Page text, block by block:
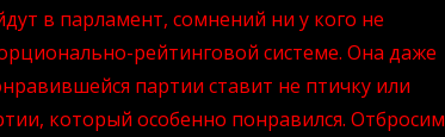
в парламент, сомнений ни у кого не
рейтинговой системе. Она даже
партии ставит не птичку или
который особенно понравился. Отбросим